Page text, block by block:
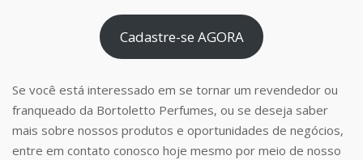
Cadastre-se AGORA
Se você está interessado em se tornar um revendedor ou
franqueado da Bortoletto Perfumes, ou se deseja saber
mais sobre nossos produtos e oportunidades de negócios,
entre em contato conosco hoje mesmo por meio de nosso